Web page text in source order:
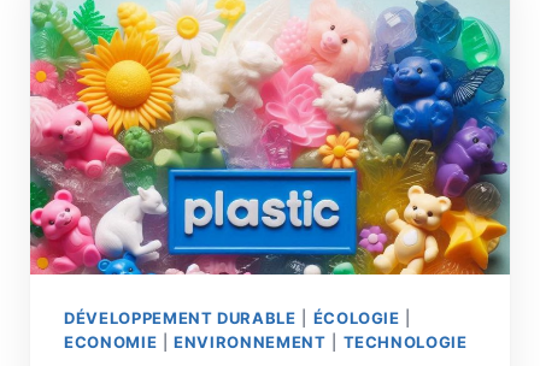
EST
LA
MOLÉCULE
DU
21E
SIÈCLE,
COMME
LE
PÉTROLE
FUT
CELLE
20E
DÉVELOPPEMENT DURABLE ÉCOLOGIE
ECONOMIE |ENVIRONNEMENT TECHNOLOGIE